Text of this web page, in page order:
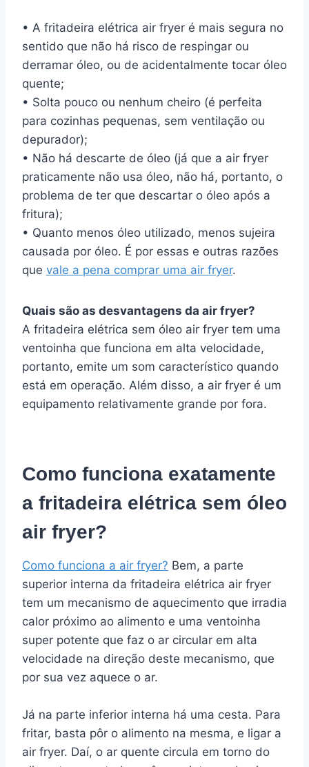
• A fritadeira elétrica air fryer é mais segura no
sentido que não há risco de respingar ou
derramar óleo, ou de acidentalmente tocar óleo
quente;
• Solta pouco ou nenhum cheiro (é perfeita
para cozinhas pequenas, sem ventilação ou
depurador);
• Não há descarte de óleo (já que a air fryer
praticamente não usa óleo, não há, portanto, o
problema de ter que descartar o óleo após a
fritura);
• Quanto menos óleo utilizado, menos sujeira
causada por óleo. É por essas e outras razões
que vale a pena comprar uma air fryer.
Quais são as desvantagens da air fryer?
A fritadeira elétrica sem óleo air fryer tem uma
ventoinha que funciona em alta velocidade,
portanto, emite um som característico quando
está em operação. Além disso, a air fryer é um
equipamento relativamente grande por fora.
Como funciona exatamente
a fritadeira elétrica sem óleo
air fryer?
Como funciona a air fryer? Bem, a parte
superior interna da fritadeira elétrica air fryer
tem um mecanismo de aquecimento que irradia
calor próximo ao alimento e uma ventoinha
super potente que faz o ar circular em alta
velocidade na direção deste mecanismo, que
por sua vez aquece o ar.
Já na parte inferior interna há uma cesta. Para
fritar, basta pôr o alimento na mesma, e ligar a
air fryer. Daí, o ar quente circula em torno do